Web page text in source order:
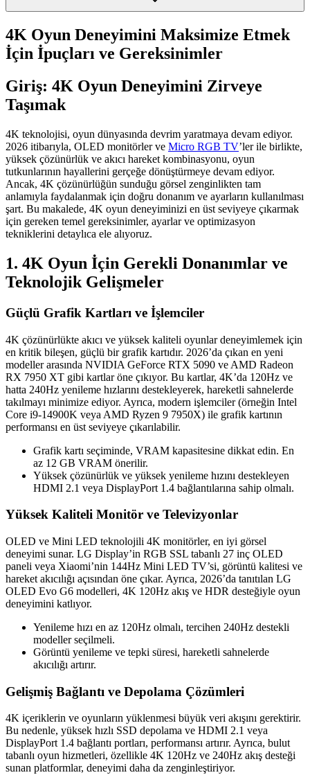
4K Oyun Deneyimini Maksimize Etmek
İçin İpuçları ve Gereksinimler
Giriş: 4K Oyun Deneyimini Zirveye
Taşımak
4K teknolojisi, oyun dünyasında devrim yaratmaya devam ediyor.
2026 itibarıyla, OLED monitörler ve Micro RGB TV’ler ile birlikte,
yüksek çözünürlük ve akıcı hareket kombinasyonu, oyun
tutkunlarının hayallerini gerçeğe dönüştürmeye devam ediyor.
Ancak, 4K çözünürlüğün sunduğu görsel zenginlikten tam
anlamıyla faydalanmak için doğru donanım ve ayarların kullanılması
şart. Bu makalede, 4K oyun deneyiminizi en üst seviyeye çıkarmak
için gereken temel gereksinimler, ayarlar ve optimizasyon
tekniklerini detaylıca ele alıyoruz.
1. 4K Oyun İçin Gerekli Donanımlar ve
Teknolojik Gelişmeler
Güçlü Grafik Kartları ve İşlemciler
4K çözünürlükte akıcı ve yüksek kaliteli oyunlar deneyimlemek için
en kritik bileşen, güçlü bir grafik kartıdır. 2026’da çıkan en yeni
modeller arasında NVIDIA GeForce RTX 5090 ve AMD Radeon
RX 7950 XT gibi kartlar öne çıkıyor. Bu kartlar, 4K’da 120Hz ve
hatta 240Hz yenileme hızlarını destekleyerek, hareketli sahnelerde
takılmayı minimize ediyor. Ayrıca, modern işlemciler (örneğin Intel
Core i9-14900K veya AMD Ryzen 9 7950X) ile grafik kartının
performansı en üst seviyeye çıkarılabilir.
Grafik kartı seçiminde, VRAM kapasitesine dikkat edin. En
az 12 GB VRAM önerilir.
Yüksek çözünürlük ve yüksek yenileme hızını destekleyen
HDMI 2.1 veya DisplayPort 1.4 bağlantılarına sahip olmalı.
Yüksek Kaliteli Monitör ve Televizyonlar
OLED ve Mini LED teknolojili 4K monitörler, en iyi görsel
deneyimi sunar. LG Display’in RGB SSL tabanlı 27 inç OLED
paneli veya Xiaomi’nin 144Hz Mini LED TV’si, görüntü kalitesi ve
hareket akıcılığı açısından öne çıkar. Ayrıca, 2026’da tanıtılan LG
OLED Evo G6 modelleri, 4K 120Hz akış ve HDR desteğiyle oyun
deneyimini katlıyor.
Yenileme hızı en az 120Hz olmalı, tercihen 240Hz destekli
modeller seçilmeli.
Görüntü yenileme ve tepki süresi, hareketli sahnelerde
akıcılığı artırır.
Gelişmiş Bağlantı ve Depolama Çözümleri
4K içeriklerin ve oyunların yüklenmesi büyük veri akışını gerektirir.
Bu nedenle, yüksek hızlı SSD depolama ve HDMI 2.1 veya
DisplayPort 1.4 bağlantı portları, performansı artırır. Ayrıca, bulut
tabanlı oyun hizmetleri, özellikle 4K 120Hz ve 240Hz akış desteği
sunan platformlar, deneyimi daha da zenginleştiriyor.